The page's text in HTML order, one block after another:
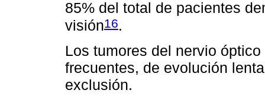
85% del total de pacientes
visión16.
Los tumores del nervio
frecuentes, de evolución
exclusión.